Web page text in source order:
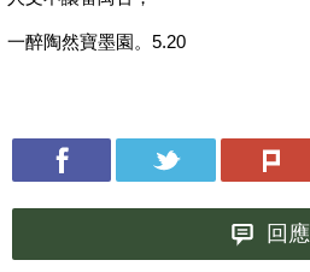
一醉陶然寶墨園。5.20
回應